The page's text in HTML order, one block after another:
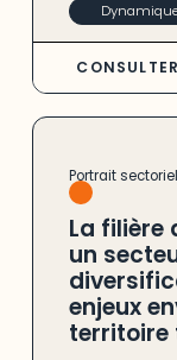
CONSULTER
Portrait sectoriel
La filière
un
enjeux
territoire